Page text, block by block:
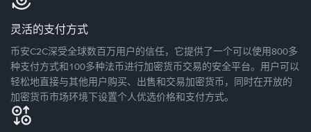
灵活的支付方式
币安C2C深受全球数百万用户的信任，它提供了一个可以使用800多
种支付方式和100多种法币进行加密货币交易的安全平台。用户可以
轻松地直接与其他用户购买、出售和交易加密货币，同时在开放的
加密货币市场环境下设置个人优选价格和支付方式。